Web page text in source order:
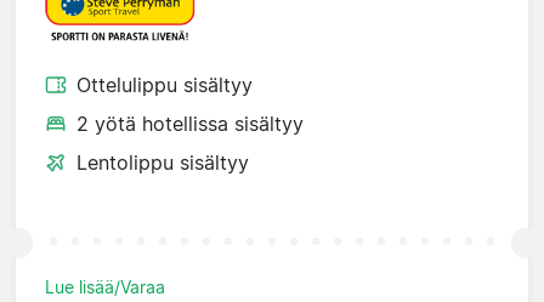
Ottelulippu sisältyy
2 yötä hotellissa sisältyy
Lentolippu sisältyy
Lue lisää/Varaa